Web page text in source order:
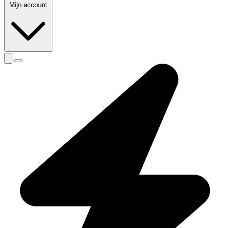
Mijn account